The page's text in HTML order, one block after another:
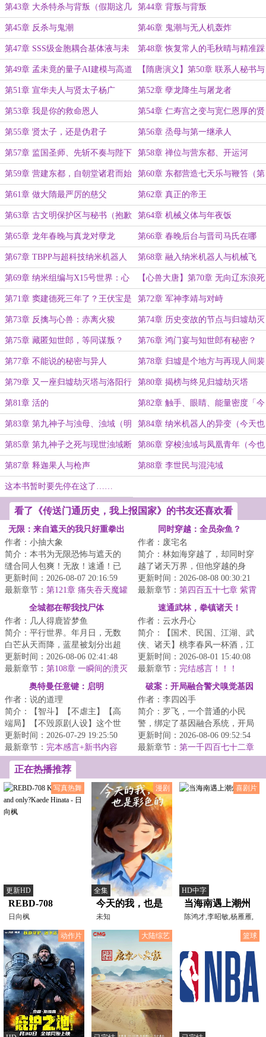
结构
第43章 大杀特杀与背叛（假期这几
天更新会少一点……）
第44章 背叛与背叛
第45章 反杀与鬼潮 第46章 鬼潮与无人机轰炸
第47章 SSS级金胞耦合基体液与未
来已来
第48章 恢复常人的毛秋晴与精准踩
中审美的装扮
第49章 孟未竟的量子AI建模与高道
德金身
【隋唐演义】第50章 联系人秘书与
14号世界：千古圣君杨广
第51章 宣华夫人与贤太子杨广 第52章 孽龙降生与屠龙者
第53章 我是你的救命恩人 第54章 仁寿宫之变与宽仁恩厚的贤
太子（第二更晚上）
第55章 贤太子，还是伪君子 第56章 烝母与第一继承人
第57章 监国圣师、先斩不奏与陛下
何故造反
第58章 禅位与营东都、开运河
第59章 营建东都，自朝堂诸君而始 第60章 东都营造七天乐与鞭笞（第
二更晚上）
第61章 做大隋最严厉的慈父 第62章 真正的帝王
第63章 古文明保护区与秘书（抱歉
今天又比较少……）
第64章 机械义体与年夜饭
第65章 龙年春晚与真龙对孽龙 第66章 春晚后台与晋司马氏在哪
里？（第二更晚上）
第67章 TBPP与超科技纳米机器人 第68章 融入纳米机器人与机械飞
升？（第二更晚一点）
第69章 纳米组编与X15号世界：心
兽大唐
【心兽大唐】第70章 无向辽东浪死
歌与心兽（第二更晚上）
第71章 窦建德死三年了？王伏宝是
谁？（明天晚上更新）
第72章 军神李靖与对峙
第73章 反擒与心兽：赤离火狻 第74章 历史变故的节点与归墟劫灭
（今天只有一更了）
第75章 藏匿知世郎，等同谋叛？
（今天也只有这一更……抱歉）
第76章 鸿门宴与知世郎有秘密？
（第二更晚上……）
第77章 不能说的秘密与异人 第78章 归墟是个地方与再现人间裴
世矩
第79章 又一座归墟劫灭塔与洛阳行 第80章 揭榜与终见归墟劫灭塔
第81章 活的 第82章 触手、眼睛、能量密度「今
天请一下假……」
第83章 第九神子与浊母、浊域（明
天还要请一下假，今天就这一更
了……）
第84章 纳米机器人的异变（今天也
只有一更了……）
第85章 第九神子之死与现世浊域断
绝（今也只有一更……）
第86章 穿梭浊域与凤凰青年（今也
一更……）
第87章 释迦果人与枪声 第88章 李世民与混沌域
这本书暂时要先停在这了……
看了《传送门通历史，我上报国家》的书友还喜欢看
无限：来自遮天的我只好重拳出
作者：小抽大象
简介：本书为无限恐怖与遮天的
缝合同人包爽！无敌！速通！已
有完本万订作品【人在无限，开
始速通】，请放...
更新时间：2026-08-07 20:16:59
最新章节： 第121章 痛失吞天魔罐
【5k5求月票】
同时穿越：全员杂鱼？
作者：废宅名
简介：林如海穿越了，却同时穿
越了诸天万界，但他穿越的身
份，每一个都是杂鱼。就连同时
穿越的金手指，也...
更新时间：2026-08-08 00:30:21
最新章节： 第四百五十七章 紫霄
天舞，帝之气魄
全城都在帮我找尸体
作者：几人得鹿皆梦鱼
简介：平行世界。年月日，无数
白芒从天而降，蓝星被划分出超
过个区块。全球异变。每月第一
天凌晨，将会随...
更新时间：2026-08-06 02:41:48
最新章节： 第108章 一瞬间的溃灭
速通武林，拳镇诸天！
作者：云水丹心
简介：【国术、民国、江湖、武
侠、诸天】桃李春风一杯酒，江
湖夜雨十年灯。！陈湛跨越百
年，身入风起云涌...
更新时间：2026-08-01 15:40:08
最新章节： 完结感言！！！
奥特曼任意键：启明
作者：说的道理
简介：【智斗】【不虐主】【高
端局】【不毁原剧人设】这个世
界，防卫队由各种重量级成员构
成:总监城府深...
更新时间：2026-07-29 19:25:50
最新章节： 完本感言+新书内容
+推一本万订骑士文《谁让他当假
面骑士的！》
破案：开局融合警犬嗅觉基因
作者：李四凶手
简介：罗飞，一个普通的小民
警，绑定了基因融合系统，开局
融合警犬嗅觉基因，破获凶杀
案，从此走上了不平...
更新时间：2026-08-06 09:52:54
最新章节： 第一千四百七十二章
正在热播推荐
写真热舞
更新HD
REBD-708
Kaede One and
only?Kaede
Hinata - 日向枫
日向枫
漫剧
全集
今天的我，也是
彩色的
未知
喜剧片
HD中字
当海南遇上潮州
陈鸿才,李昭敏,杨雁雁,
动作片
大陆综艺 篮球